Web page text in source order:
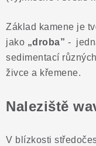
Základ kamene je
jako „droba” -
sedimentací
živce a křemene.
Naleziště
V blízkosti